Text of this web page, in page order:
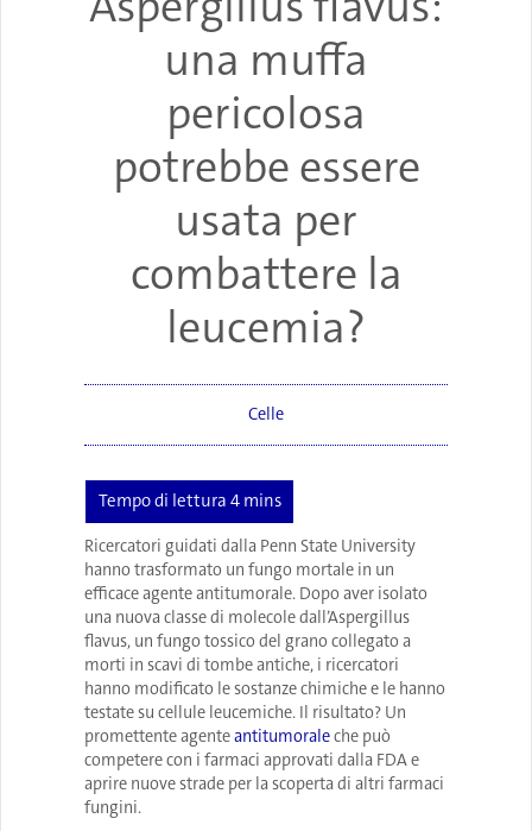
una muffa
pericolosa
potrebbe essere
usata per
combattere la
leucemia?
Celle
Ricercatori guidati dalla Penn State University
hanno trasformato un fungo mortale in un
efficace agente antitumorale. Dopo aver isolato
una nuova classe di molecole dall’Aspergillus
flavus, un fungo tossico del grano collegato a
morti in scavi di tombe antiche, i ricercatori
hanno modificato le sostanze chimiche e le hanno
testate su cellule leucemiche. Il risultato? Un
promettenteagenteantitumoraleche può
competere con i farmaci approvati dalla FDA e
aprire nuove strade per la scoperta di altri farmaci
fungini.